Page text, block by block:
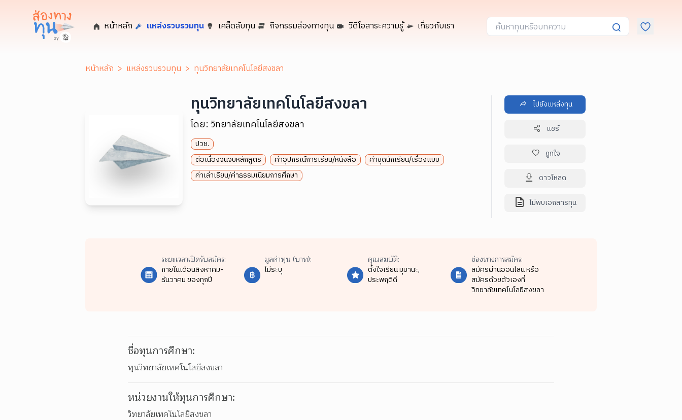
หน้าหลัก แหล่งรวบรวมทุน เคล็ดลับทุน กิจกรรมส่องทางทุน วิดีโอสาระความรู้ เกี่ยวกับเรา
หน้าหลัก > แหล่งรวบรวมทุน > ทุนวิทยาลัยเทคโนโลยีสงขลา
ทุนวิทยาลัยเทคโนโลยีสงขลา
โดย: วิทยาลัยเทคโนโลยีสงขลา
ปวช.
ต่อเนื่องจนจบหลักสูตร
ค่าอุปกรณ์การเรียน/หนังสือ
ค่าชุดนักเรียน/เรื่องแบบ
ค่าเล่าเรียน/ค่าธรรมเนียมการศึกษา
ไปยังแหล่งทุน
แชร์
ถูกใจ
ดาวโหลด
ไม่พบเอกสารทุน
ระยะเวลาเปิดรับสมัคร:
ภายในเดือนสิงหาคม-
ธันวาคม ของทุกปี
มูลค่าทุน (บาท):
ไม่ระบุ
คุณสมบัติ:
ตั้งใจเรียน มุมานะ,
ประพฤติดี
ช่องทางการสมัคร:
สมัครผ่านออนไลน หรือ
สมัครด้วยตัวเองที่
วิทยาลัยเทคโนโลยีสงขลา
ชื่อทุนการศึกษา:
ทุนวิทยาลัยเทคโนโลยีสงขลา
หน่วยงานให้ทุนการศึกษา:
วิทยาลัยเทคโนโลยีสงขลา